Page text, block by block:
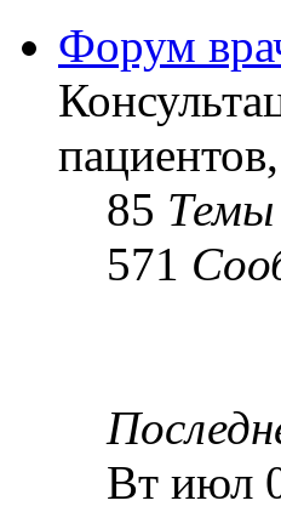
Форум
85 Темы
571
Вт июл